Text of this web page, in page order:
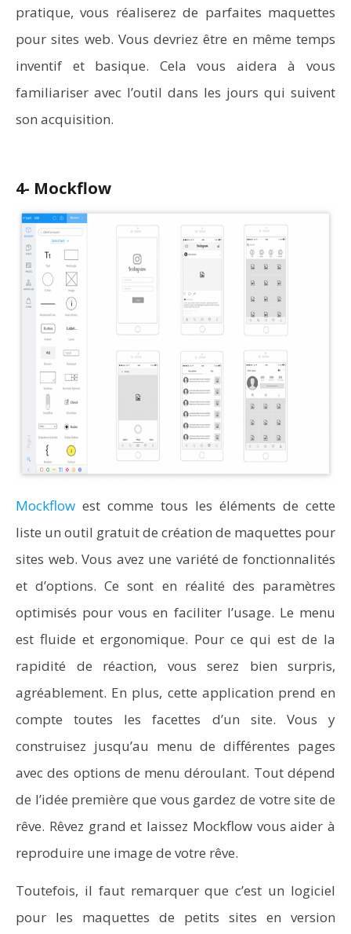
pratique, vous réaliserez de parfaites maquettes
pour sites web. Vous devriez être en même temps
inventif et basique. Cela vous aidera à vous
familiariser avec l’outil dans les jours qui suivent
son acquisition.
4- Mockflow
Mockflow est comme tous les éléments de cette
liste un outil gratuit de création de maquettes pour
sites web. Vous avez une variété de fonctionnalités
et d’options. Ce sont en réalité des paramètres
optimisés pour vous en faciliter l’usage. Le menu
est fluide et ergonomique. Pour ce qui est de la
rapidité de réaction, vous serez bien surpris,
agréablement. En plus, cette application prend en
compte toutes les facettes d’un site. Vous y
construisez jusqu’au menu de différentes pages
avec des options de menu déroulant. Tout dépend
de l’idée première que vous gardez de votre site de
rêve. Rêvez grand et laissez Mockflow vous aider à
reproduire une image de votre rêve.
Toutefois, il faut remarquer que c’est un logiciel
pour les maquettes de petits sites en version